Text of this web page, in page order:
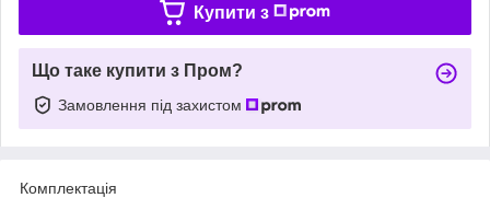
Купити з
Що таке купити з Пром?
Замовлення під захистом
Комплектація